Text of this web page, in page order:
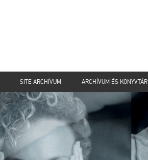
SITE ARCHÍVUM ARCHÍVUM ÉS KÖNYVTÁR